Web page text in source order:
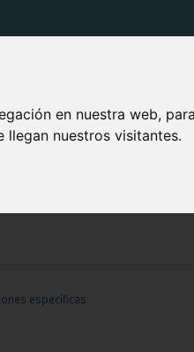
en nuestra web,
nuestros visitantes.
específicas